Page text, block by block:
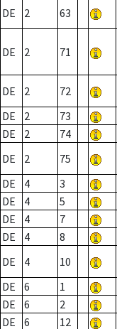
DE 2 63
DE 2 71
DE 2 72
DE
2 73
DE
2 74
DE
2 75
DE
4 3
DE
4 5
DE
4 7
DE
4 8
DE
4 10
DE
6 1
DE
6 2
DE
6 12